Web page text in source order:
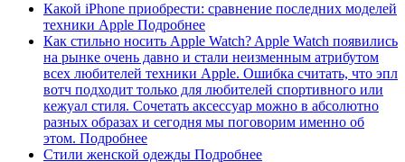
Какой iPhone приобрести: сравнение последних моделей
техники Apple Подробнее
Как стильно носить Apple Watch? Apple Watch появились
на рынке очень давно и стали неизменным атрибутом
всех любителей техники Apple. Ошибка считать, что эпл
вотч подходит только для любителей спортивного или
кежуал стиля. Сочетать аксессуар можно в абсолютно
разных образах и сегодня мы поговорим именно об
этом. Подробнее
Стили женской одежды Подробнее